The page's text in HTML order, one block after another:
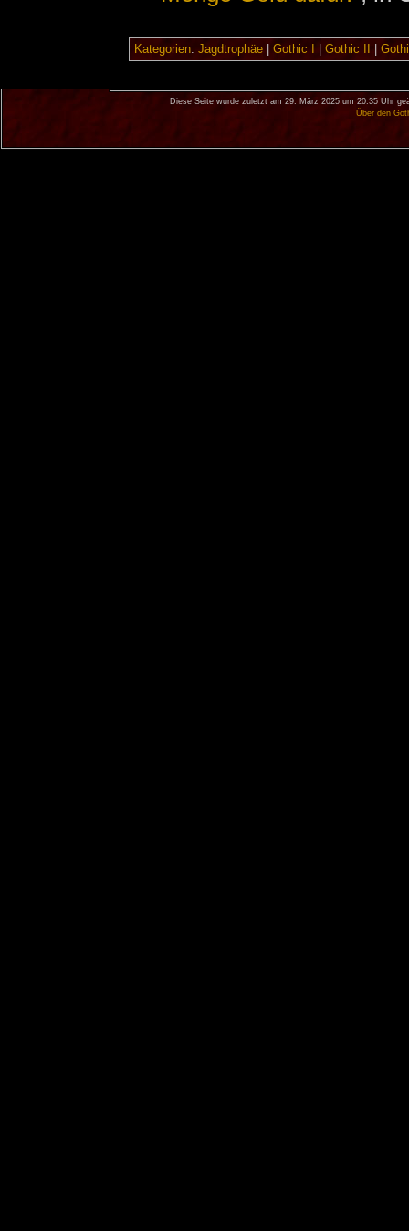
Kategorien: Jagdtrophäe| Gothic I Gothic II
Diese Seite wurde zuletzt am 29. März 2025 um 20:35 Uhr
Über den